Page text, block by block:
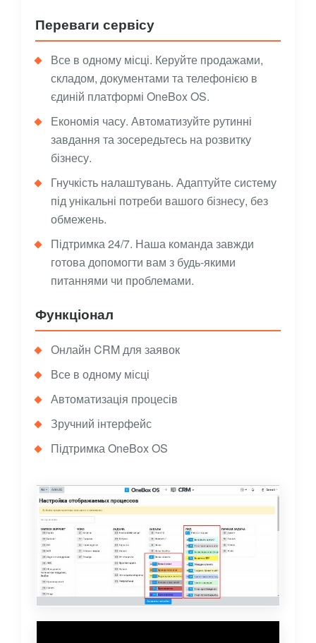
Переваги сервісу
Все в одному місці. Керуйте продажами,
складом, документами та телефонією в
єдиній платформі OneBox OS.
Економія часу. Автоматизуйте рутинні
завдання та зосередьтесь на розвитку
бізнесу.
Гнучкість налаштувань. Адаптуйте систему
під унікальні потреби вашого бізнесу, без
обмежень.
Підтримка 24/7. Наша команда завжди
готова допомогти вам з будь-якими
питаннями чи проблемами.
Функціонал
Онлайн CRM для заявок
Все в одному місці
Автоматизація процесів
Зручний інтерфейс
Підтримка OneBox OS